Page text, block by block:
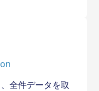
全件データを取